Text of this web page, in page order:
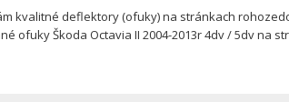
kvalitné deflektory (ofuky) na stránkach
ofuky Škoda Octavia II 2004-2013r 4dv / 5dv na